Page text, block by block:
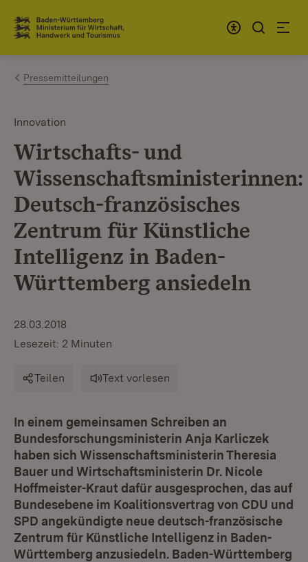
Zum Inhalt springen
Link zur Startseite
Pressemitteilungen
Innovation
Wirtschafts- und
Wissenschaftsministerinnen:
Deutsch-französisches
Zentrum für Künstliche
Intelligenz in Baden-
Württemberg ansiedeln
28.03.2018
Lesezeit: 2 Minuten
Teilen Text vorlesen
In einem gemeinsamen Schreiben an
Bundesforschungsministerin Anja Karliczek
haben sich Wissenschaftsministerin Theresia
Bauer und Wirtschaftsministerin Dr. Nicole
Hoffmeister-Kraut dafür ausgesprochen, das auf
Bundesebene im Koalitionsvertrag von CDU und
SPD angekündigte neue deutsch-französische
Zentrum für Künstliche Intelligenz in Baden-
Württemberg anzusiedeln. Baden-Württemberg